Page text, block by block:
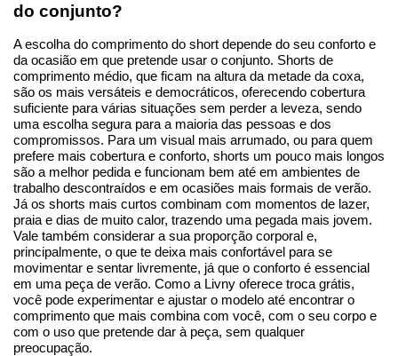
do conjunto?
A escolha do comprimento do short depende do seu conforto e
da ocasião em que pretende usar o conjunto. Shorts de
comprimento médio, que ficam na altura da metade da coxa,
são os mais versáteis e democráticos, oferecendo cobertura
suficiente para várias situações sem perder a leveza, sendo
uma escolha segura para a maioria das pessoas e dos
compromissos. Para um visual mais arrumado, ou para quem
prefere mais cobertura e conforto, shorts um pouco mais longos
são a melhor pedida e funcionam bem até em ambientes de
trabalho descontraídos e em ocasiões mais formais de verão.
Já os shorts mais curtos combinam com momentos de lazer,
praia e dias de muito calor, trazendo uma pegada mais jovem.
Vale também considerar a sua proporção corporal e,
principalmente, o que te deixa mais confortável para se
movimentar e sentar livremente, já que o conforto é essencial
em uma peça de verão. Como a Livny oferece troca grátis,
você pode experimentar e ajustar o modelo até encontrar o
comprimento que mais combina com você, com o seu corpo e
com o uso que pretende dar à peça, sem qualquer
preocupação.